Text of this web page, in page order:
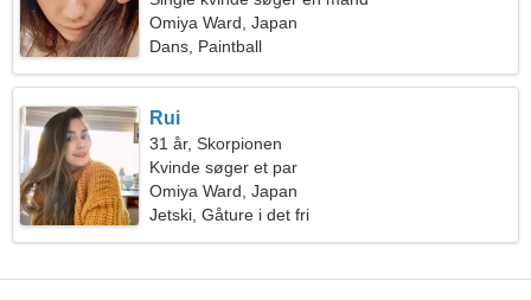
Omiya Ward, Japan
Dans, Paintball
Rui
31 år, Skorpionen
Kvinde søger et par
Omiya Ward, Japan
Jetski, Gåture i det fri